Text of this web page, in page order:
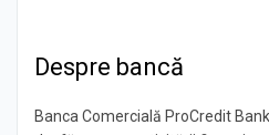
Despre bancă
Banca Comercială ProCredit